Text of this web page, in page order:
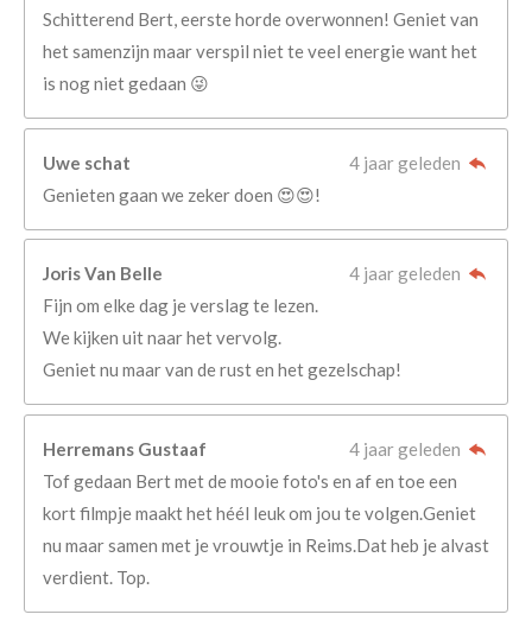
Schitterend Bert, eerste horde overwonnen! Geniet van
het samenzijn maar verspil niet te veel energie want het
is nog niet gedaan 😜
Uwe schat
4 jaar geleden
Genieten gaan we zeker doen 😍😍!
Joris Van Belle
4 jaar geleden
Fijn om elke dag je verslag te lezen.
We kijken uit naar het vervolg.
Geniet nu maar van de rust en het gezelschap!
Herremans Gustaaf
4 jaar geleden
Tof gedaan Bert met de mooie foto's en af en toe een
kort filmpje maakt het héél leuk om jou te volgen.Geniet
nu maar samen met je vrouwtje in Reims.Dat heb je alvast
verdient. Top.